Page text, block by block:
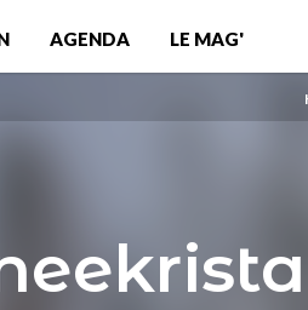
AGENDA LE MAG'